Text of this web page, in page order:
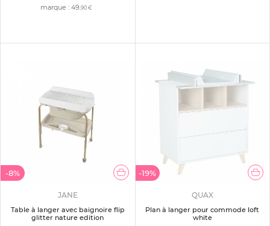
marque :49,90 €
-8%
JANE
Table à langer avec baignoire flip
glitter nature edition
-19%
QUAX
Plan à langer pour commode loft
white